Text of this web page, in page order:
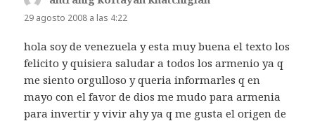
29 agosto 2008 a las 4:22
hola soy de venezuela y esta muy buena el texto los
felicito y quisiera saludar a todos los armenio ya q
me siento orgulloso y queria informarles q en
mayo con el favor de dios me mudo para armenia
para invertir y vivir ahy ya q me gusta el origen de